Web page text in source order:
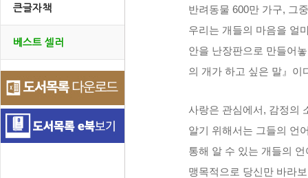
큰글자책
베스트 셀러
반려동물 600만 가구, 그
우리는 개들의 마음을 얼
안을 난장판으로 만들어
의 개가 하고 싶은 말』이
사랑은 관심에서, 감정의
알기 위해서는 그들의 언
통해 알 수 있는 개들의
맹목적으로 당신만 바라